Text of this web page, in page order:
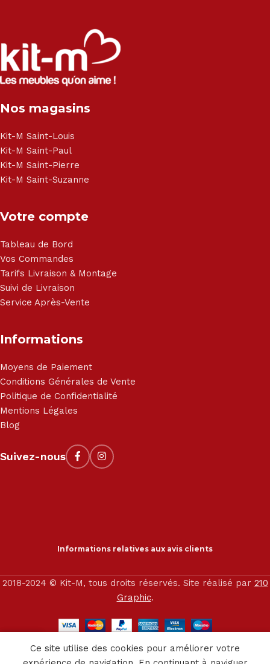
Salon angle - Salon convertible - Salon relax - Canapé -
Canapé lit - Cuisine sur-mesure - Fauteuil - Armoire - Table
et chaise - Meuble de salle de bain - Literie - Lit - Bureau -
Électroménager - Télévision led - Réfrigérateur -
- Matelas - Hifi Hitachi, LG, Sharp, Philips, Bosh, Moulinex,
Haier, Sony, Cecotec, Westpoint, Dyson.
Nos magasins
Kit-M Saint-Louis
Kit-M Saint-Paul
Kit-M Saint-Pierre
Kit-M Saint-Suzanne
Votre compte
Tableau de Bord
Vos Commandes
Tarifs Livraison & Montage
Suivi de Livraison
Service Après-Vente
Informations
Moyens de Paiement
Conditions Générales de Vente
Politique de Confidentialité
Mentions Légales
Blog
Suivez-nous
Informations relatives aux avis clients
2018-2024 © Kit-M, tous droits réservés. Site réalisé par 210
Graphic.
Ce site utilise des cookies pour améliorer votre